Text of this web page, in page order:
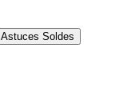
Astuces Soldes